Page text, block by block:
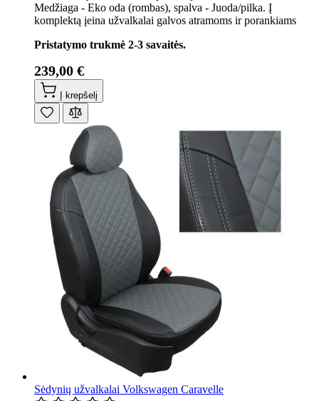
Medžiaga - Eko oda (rombas), spalva - Juoda/pilka. Į
komplektą įeina užvalkalai galvos atramoms ir porankiams
Pristatymo trukmė 2-3 savaitės.
239,00 €
Į krepšelį
Sėdynių užvalkalai Volkswagen Caravelle